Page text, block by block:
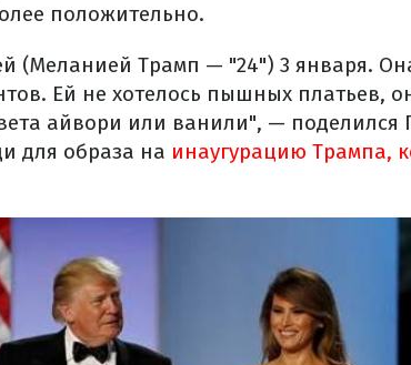
положительно.
(Меланией Трамп — "24") 3 января.
Ей не хотелось пышных платьев,
айвори или ванили", — поделился
для образа на инаугурацию Трампа,